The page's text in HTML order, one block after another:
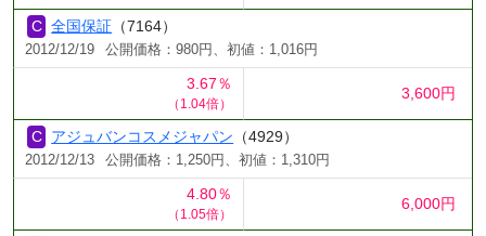
全国保証 （7164）
2012/12/19 公開価格：980円、初値：1,016円
3.67％
（1.04倍）
3,600円
アジュバンコスメジャパン （4929）
2012/12/13 公開価格：1,250円、初値：1,310円
4.80％
（1.05倍）
6,000円